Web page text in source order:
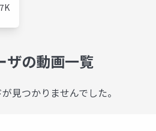
ザの動画一覧
見つかりませんでした。